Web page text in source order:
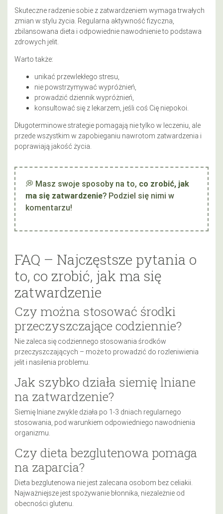
Skuteczne radzenie sobie z zatwardzeniem wymaga trwałych
zmian w stylu życia. Regularna aktywność fizyczna,
zbilansowana dieta i odpowiednie nawodnienie to podstawa
zdrowych jelit.
Warto także:
unikać przewlekłego stresu,
nie powstrzymywać wypróżnień,
prowadzić dziennik wypróżnień,
konsultować się z lekarzem, jeśli coś Cię niepokoi.
Długoterminowe strategie pomagają nie tylko w leczeniu, ale
przede wszystkim w zapobieganiu nawrotom zatwardzenia i
poprawiają jakość życia.
💭 Masz swoje sposoby na to, co zrobić, jak
ma się zatwardzenie? Podziel się nimi w
komentarzu!
FAQ – Najczęstsze pytania o
to, co zrobić, jak ma się
zatwardzenie
Czy można stosować środki
przeczyszczające codziennie?
Nie zaleca się codziennego stosowania środków
przeczyszczających – może to prowadzić do rozleniwienia
jelit i nasilenia problemu.
Jak szybko działa siemię lniane
na zatwardzenie?
Siemię lniane zwykle działa po 1-3 dniach regularnego
stosowania, pod warunkiem odpowiedniego nawodnienia
organizmu.
Czy dieta bezglutenowa pomaga
na zaparcia?
Dieta bezglutenowa nie jest zalecana osobom bez celiakii.
Najważniejsze jest spożywanie błonnika, niezależnie od
obecności glutenu.